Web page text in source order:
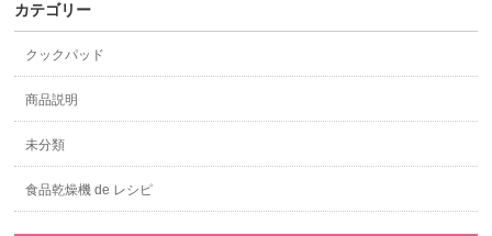
カテゴリー
クックパッド
商品説明
未分類
食品乾燥機 de レシピ